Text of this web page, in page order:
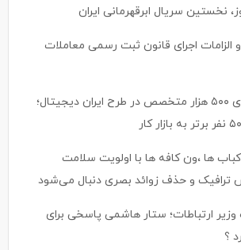
نخستین سریال ابرقهرمانی ایران
اجرای قانون ثبت رسمی معاملات
توکلی: هدف‌گذاری ۵۰۰ هزار متخصص در طرح ایران دیجیتال؛
ها ،ون کافه ها با اولویت سلامت
ترافیک و حذف زوائد بصری دنبال می‌شود
وزیر ارتباطات؛ ستار هاشمی پاسخی برای
؟